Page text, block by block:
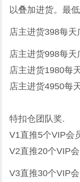
以叠加进货。最
店主进货398每天
店主进货998每天
店主进货1980每
店主进货4950每
特扣仓团队奖.
V1直推5个VIP会
V2直推20个VIP
V3直推30个VIP